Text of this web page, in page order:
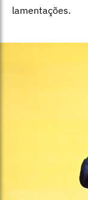
lamentações.